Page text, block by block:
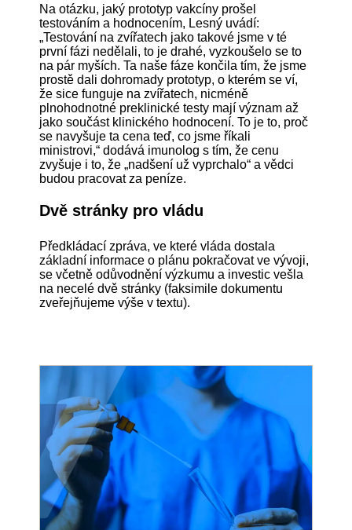
Na otázku, jaký prototyp vakcíny prošel
testováním a hodnocením, Lesný uvádí:
„Testování na zvířatech jako takové jsme v té
první fázi nedělali, to je drahé, vyzkoušelo se to
na pár myších. Ta naše fáze končila tím, že jsme
prostě dali dohromady prototyp, o kterém se ví,
že sice funguje na zvířatech, nicméně
plnohodnotné preklinické testy mají význam až
jako součást klinického hodnocení. To je to, proč
se navyšuje ta cena teď, co jsme říkali
ministrovi,“ dodává imunolog s tím, že cenu
zvyšuje i to, že „nadšení už vyprchalo“ a vědci
budou pracovat za peníze.
Dvě stránky pro vládu
Předkládací zpráva, ve které vláda dostala
základní informace o plánu pokračovat ve vývoji,
se včetně odůvodnění výzkumu a investic vešla
na necelé dvě stránky (faksimile dokumentu
zveřejňujeme výše v textu).